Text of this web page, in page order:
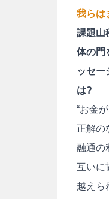
我らは
課題山
体の門
ッセー
は?
“お金
正解の
融通の
互いに
越えら